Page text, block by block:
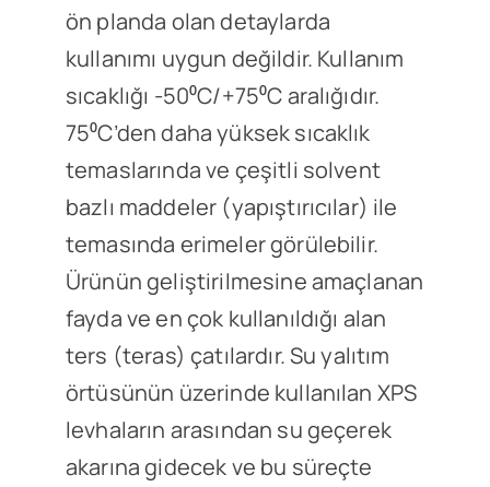
ön planda olan detaylarda
kullanımı uygun değildir. Kullanım
sıcaklığı -50⁰C/+75⁰C aralığıdır.
75⁰C’den daha yüksek sıcaklık
temaslarında ve çeşitli solvent
bazlı maddeler (yapıştırıcılar) ile
temasında erimeler görülebilir.
Ürünün geliştirilmesine amaçlanan
fayda ve en çok kullanıldığı alan
ters (teras) çatılardır. Su yalıtım
örtüsünün üzerinde kullanılan XPS
levhaların arasından su geçerek
akarına gidecek ve bu süreçte